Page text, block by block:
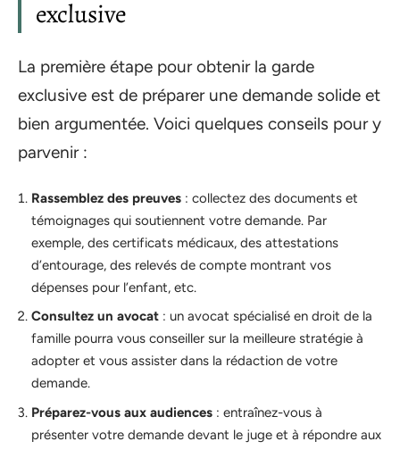
exclusive
La première étape pour obtenir la garde
exclusive est de préparer une demande solide et
bien argumentée. Voici quelques conseils pour y
parvenir :
Rassemblez des preuves : collectez des documents et
témoignages qui soutiennent votre demande. Par
exemple, des certificats médicaux, des attestations
d’entourage, des relevés de compte montrant vos
dépenses pour l’enfant, etc.
Consultez un avocat : un avocat spécialisé en droit de la
famille pourra vous conseiller sur la meilleure stratégie à
adopter et vous assister dans la rédaction de votre
demande.
Préparez-vous aux audiences : entraînez-vous à
présenter votre demande devant le juge et à répondre aux